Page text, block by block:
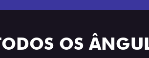
OS